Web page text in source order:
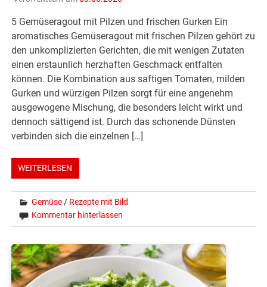
5 Gemüseragout mit Pilzen und frischen Gurken Ein
aromatisches Gemüseragout mit frischen Pilzen gehört zu
den unkomplizierten Gerichten, die mit wenigen Zutaten
einen erstaunlich herzhaften Geschmack entfalten
können. Die Kombination aus saftigen Tomaten, milden
Gurken und würzigen Pilzen sorgt für eine angenehm
ausgewogene Mischung, die besonders leicht wirkt und
dennoch sättigend ist. Durch das schonende Dünsten
verbinden sich die einzelnen […]
WEITERLESEN
Gemüse/ Rezepte mit Bild
Kommentar hinterlassen